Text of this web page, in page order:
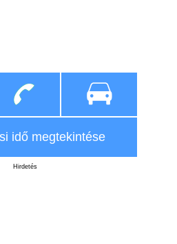
idő megtekintése
Hirdetés